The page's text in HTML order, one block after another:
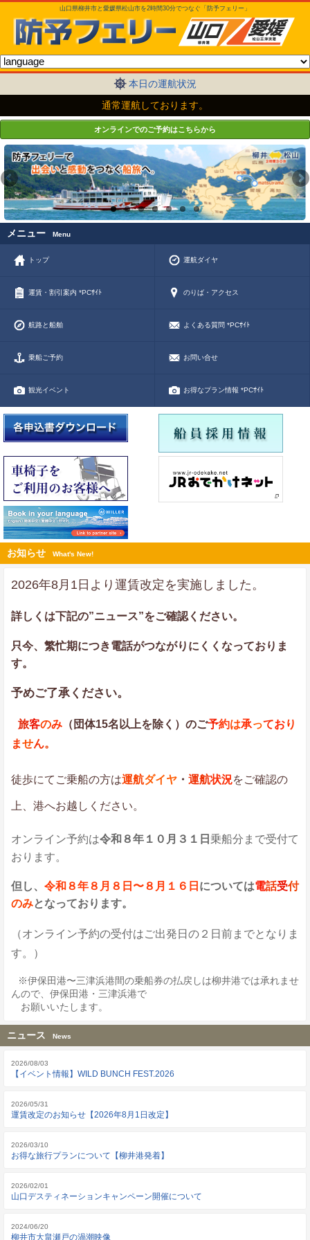
山口県柳井市と愛媛県松山市を2時間30分でつなぐ「防予フェリー」
本日の運航状況
通常運航しております。
オンラインでのご予約はこちらから
メニュー Menu
トップ 運航ダイヤ
運賃・割引案内 *PCｻｲﾄ のりば・アクセス
航路と船舶 よくある質問 *PCｻｲﾄ
乗船ご予約 お問い合せ
観光イベント お得なプラン情報 *PCｻｲﾄ
お知らせ What's New!
2026年8月1日より運賃改定を実施しました。
詳しくは下記の”ニュース”をご確認ください。
只今、繁忙期につき電話がつながりにくくなっておりま
す。
予めご了承ください。
旅客のみ （ 団体15名 以上を除く ） のご予約は承っており
ません。
徒歩にてご乗船の方は運航ダイヤ ・ 運航状況をご確認の
上 港へお越し ください。
オンライン予約は令和８年１０月３１日 乗船分まで受付て
おります。
但し、 令和８年８月８日〜８月１６日 については電話受付
のみとなっております。
（オンライン予約の受付はご出発日の２日前までとなりま
す。）
※伊保田港〜三津浜港間の乗船券の払戻しは柳井港では承れませ
んので、伊保田港・三津浜港で
お願いいたします。
ニュース News
2026/08/03
【イベント情報】WILD BUNCH FEST.2026
2026/05/31
運賃改定のお知らせ【2026年8月1日改定】
2026/03/10
お得な旅行プランについて【柳井港発着】
2026/02/01
山口デスティネーションキャンペーン開催について
2024/06/20
柳井市大畠瀬戸の渦潮映像